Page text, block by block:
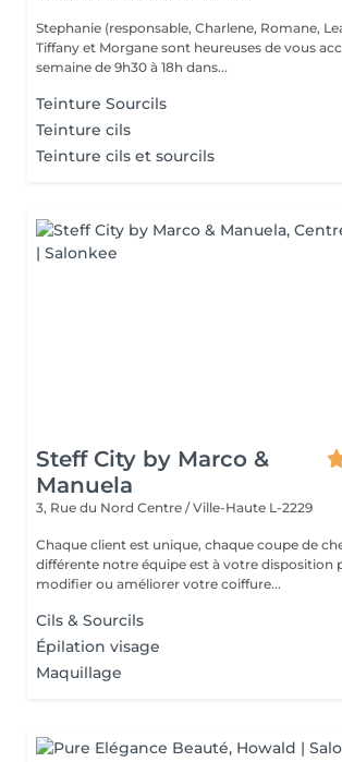
Stephanie (responsable, Charlene, Romane,
Tiffany et Morgane sont heureuses de vous
semaine de 9h30 à 18h dans...
Teinture Sourcils
Teinture cils
Teinture cils et sourcils
Steff City by Marco &
Manuela
3, Rue du Nord Centre / Ville-Haute L-2229
Chaque client est unique, chaque coupe de
différente notre équipe est à votre disposition
modifier ou améliorer votre coiffure...
Cils & Sourcils
Épilation visage
Maquillage